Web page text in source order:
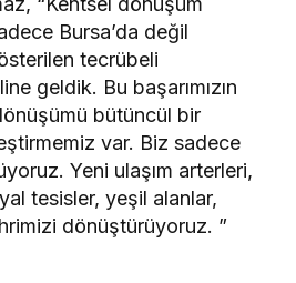
Bursa’da değil
tecrübeli
geldik. Bu başarımızın
bütüncül bir
var. Biz sadece
Yeni ulaşım arterleri,
tesisler, yeşil alanlar,
dönüştürüyoruz. ”